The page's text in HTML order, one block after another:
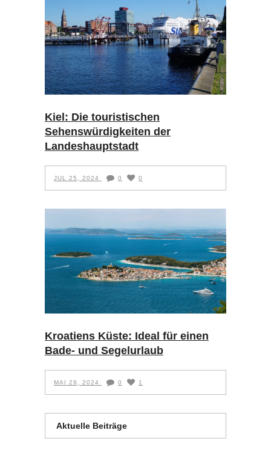
Kiel: Die touristischen
Sehenswürdigkeiten der
Landeshauptstadt
JUL 25, 2024 0 0
Kroatiens Küste: Ideal für einen
Bade- und Segelurlaub
MAI 29, 2024 0 1
Aktuelle Beiträge